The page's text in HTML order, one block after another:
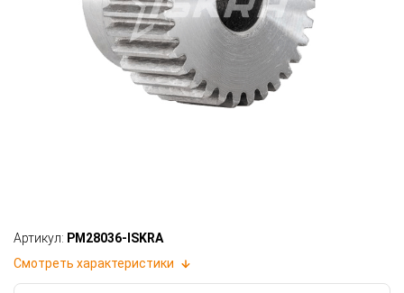
Артикул: PM28036-ISKRA
Смотреть характеристики